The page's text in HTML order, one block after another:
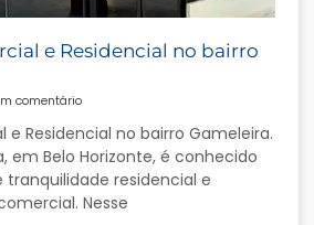
e Residencial no bairro
comentário
e Residencial no bairro Gameleira.
em Belo Horizonte, é conhecido
residencial e
Nesse